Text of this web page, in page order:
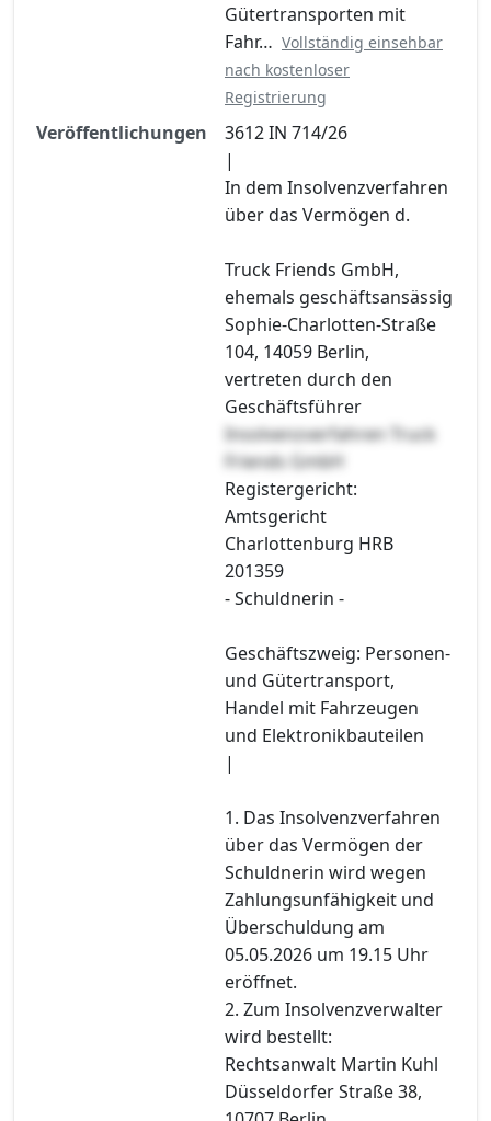
Gütertransporten mit
Fahr… Vollständig einsehbar
nach kostenloser
Registrierung
Veröffentlichungen
3612 IN 714/26
|
In dem Insolvenzverfahren
über das Vermögen d.
Truck Friends GmbH,
ehemals geschäftsansässig
Sophie-Charlotten-Straße
104, 14059 Berlin,
vertreten durch den
Geschäftsführer
Insolvenzverfahren Truck
Friends GmbH
Registergericht:
Amtsgericht
Charlottenburg HRB
201359
- Schuldnerin -
Geschäftszweig: Personen-
und Gütertransport,
Handel mit Fahrzeugen
und Elektronikbauteilen
|
1. Das Insolvenzverfahren
über das Vermögen der
Schuldnerin wird wegen
Zahlungsunfähigkeit und
Überschuldung am
05.05.2026 um 19.15 Uhr
eröffnet.
2. Zum Insolvenzverwalter
wird bestellt:
Rechtsanwalt Martin Kuhl
Düsseldorfer Straße 38,